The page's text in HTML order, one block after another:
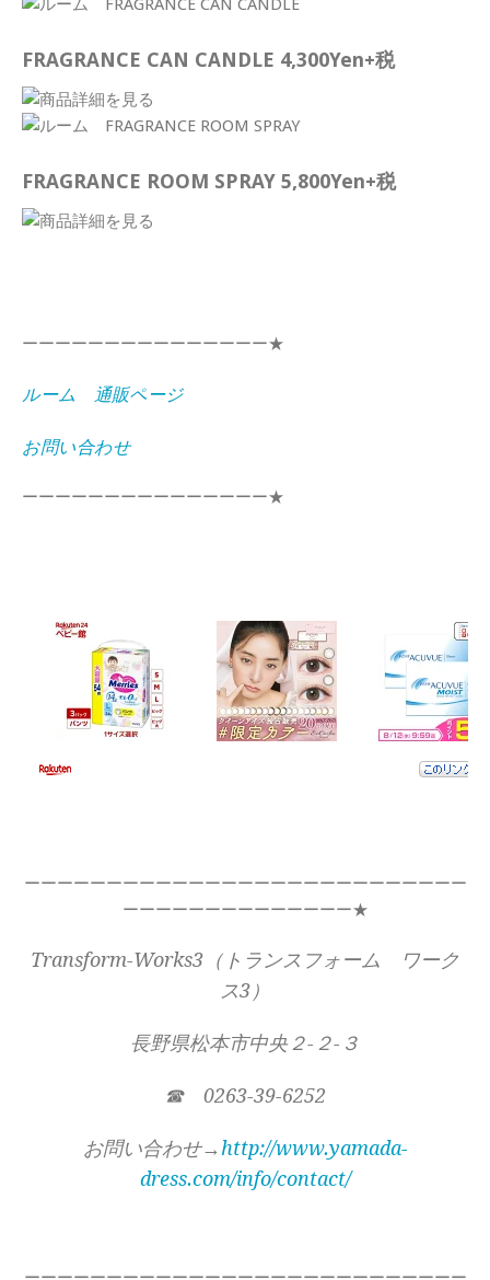
FRAGRANCE CAN CANDLE 4,300Yen+税
FRAGRANCE ROOM SPRAY 5,800Yen+税
ーーーーーーーーーーーーーーー★
ルーム 通販ページ
お問い合わせ
ーーーーーーーーーーーーーーー★
ーーーーーーーーーーーーーーーーーーーーーーーーーーー
ーーーーーーーーーーーーーー★
Transform-Works3（トランスフォーム ワーク
ス3）
長野県松本市中央２-２-３
☎ 0263-39-6252
お問い合わせ→http://www.yamada-
dress.com/info/contact/